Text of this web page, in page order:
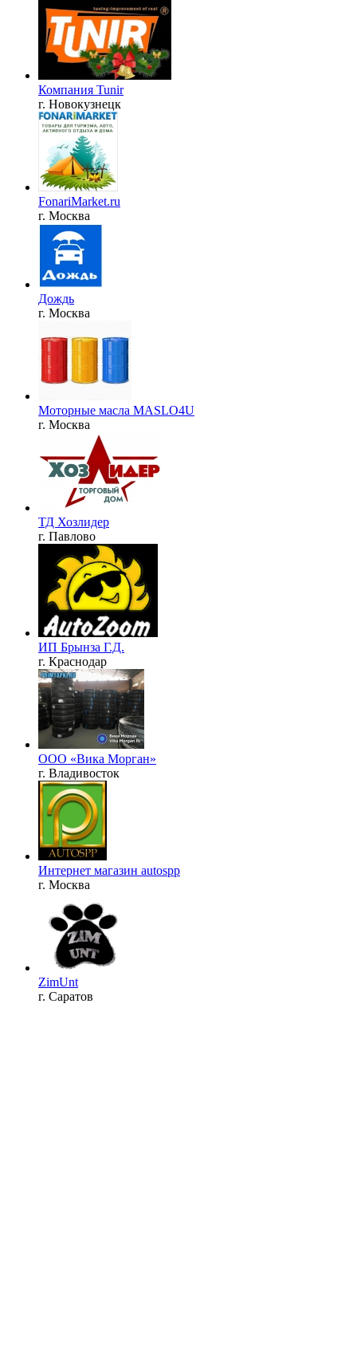
Компания Tunir
г. Новокузнецк
FonariMarket.ru
г. Москва
Дождь
г. Москва
Моторные масла MASLO4U
г. Москва
ТД Хозлидер
г. Павлово
ИП Брынза Г.Д.
г. Краснодар
ООО «Вика Морган»
г. Владивосток
Интернет магазин autospp
г. Москва
ZimUnt
г. Саратов